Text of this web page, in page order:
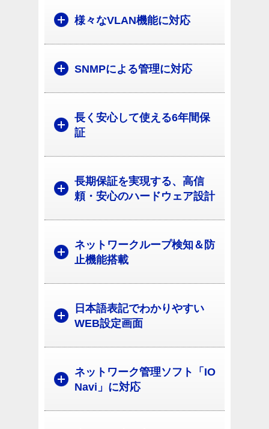
様々なVLAN機能に対応
SNMPによる管理に対応
長く安心して使える6年間保
証
長期保証を実現する、高信
頼・安心のハードウェア設計
ネットワークループ検知＆防
止機能搭載
日本語表記でわかりやすい
WEB設定画面
ネットワーク管理ソフト「IO
Navi」に対応